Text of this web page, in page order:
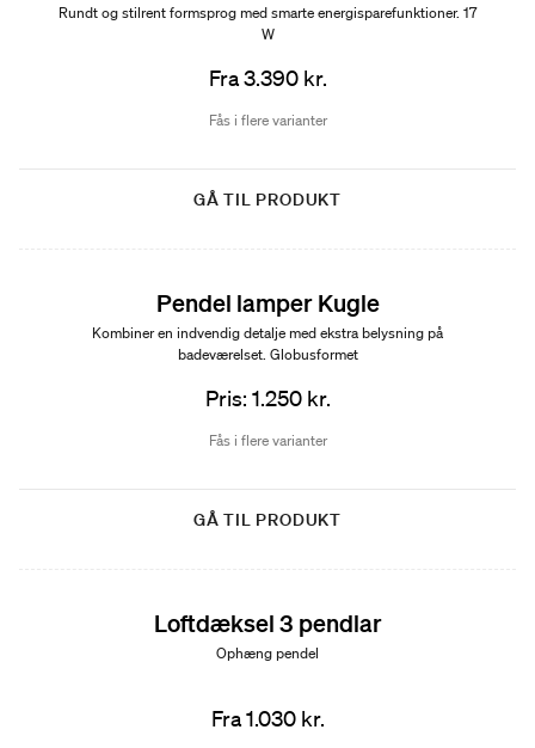
Rundt og stilrent formsprog med smarte energisparefunktioner. 17
W
Fra 3.390 kr.
Fås i flere varianter
GÅ TIL PRODUKT
Pendel lamper Kugle
Kombiner en indvendig detalje med ekstra belysning på
badeværelset. Globusformet
Pris: 1.250 kr.
Fås i flere varianter
GÅ TIL PRODUKT
Loftdæksel 3 pendlar
Ophæng pendel
Fra 1.030 kr.